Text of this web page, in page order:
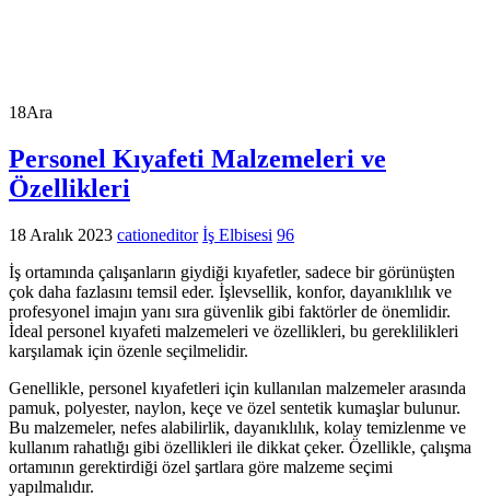
18Ara
Personel Kıyafeti Malzemeleri ve
Özellikleri
18 Aralık 2023 cationeditor İş Elbisesi 96
İş ortamında çalışanların giydiği kıyafetler, sadece bir görünüşten
çok daha fazlasını temsil eder. İşlevsellik, konfor, dayanıklılık ve
profesyonel imajın yanı sıra güvenlik gibi faktörler de önemlidir.
İdeal personel kıyafeti malzemeleri ve özellikleri, bu gereklilikleri
karşılamak için özenle seçilmelidir.
Genellikle, personel kıyafetleri için kullanılan malzemeler arasında
pamuk, polyester, naylon, keçe ve özel sentetik kumaşlar bulunur.
Bu malzemeler, nefes alabilirlik, dayanıklılık, kolay temizlenme ve
kullanım rahatlığı gibi özellikleri ile dikkat çeker. Özellikle, çalışma
ortamının gerektirdiği özel şartlara göre malzeme seçimi
yapılmalıdır.